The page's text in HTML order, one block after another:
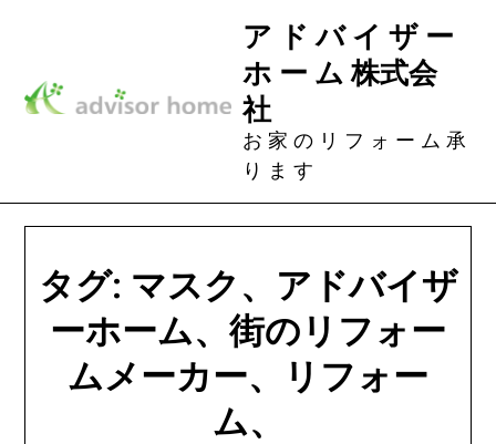
ア ド バ イ ザ ー
ホ ー ム 株式会
社
お 家 の リ フ ォ ー ム 承
り ま す
タグ: マスク、アドバイザ
ーホーム、街のリフォー
ムメーカー、リフォー
ム、